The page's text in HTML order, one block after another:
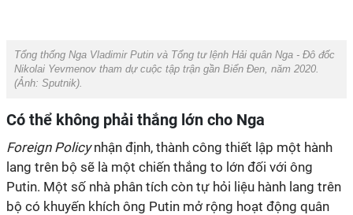
Tổng thống Nga Vladimir Putin và Tổng tư lệnh Hải quân Nga - Đô đốc
Nikolai Yevmenov tham dự cuộc tập trận gần Biển Đen, năm 2020.
(Ảnh: Sputnik).
Có thể không phải thắng lớn cho Nga
Foreign Policynhận định, thành công thiết lập một hành
lang trên bộ sẽ là một chiến thắng to lớn đối với ông
Putin. Một số nhà phân tích còn tự hỏi liệu hành lang trên
bộ có khuyến khích ông Putin mở rộng hoạt động quân